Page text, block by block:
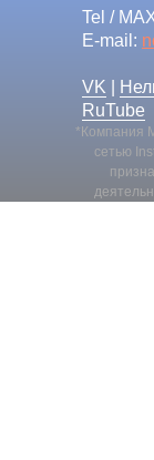
Tel /
E-mail:
VK
RuTube
*Компания
сетью